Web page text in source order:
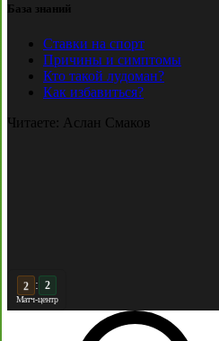
База знаний
Ставки на спорт
Причины и симптомы
Кто такой лудоман?
Как избавиться?
Читаете: Аслан Смаков
3 : 2
Матч-центр